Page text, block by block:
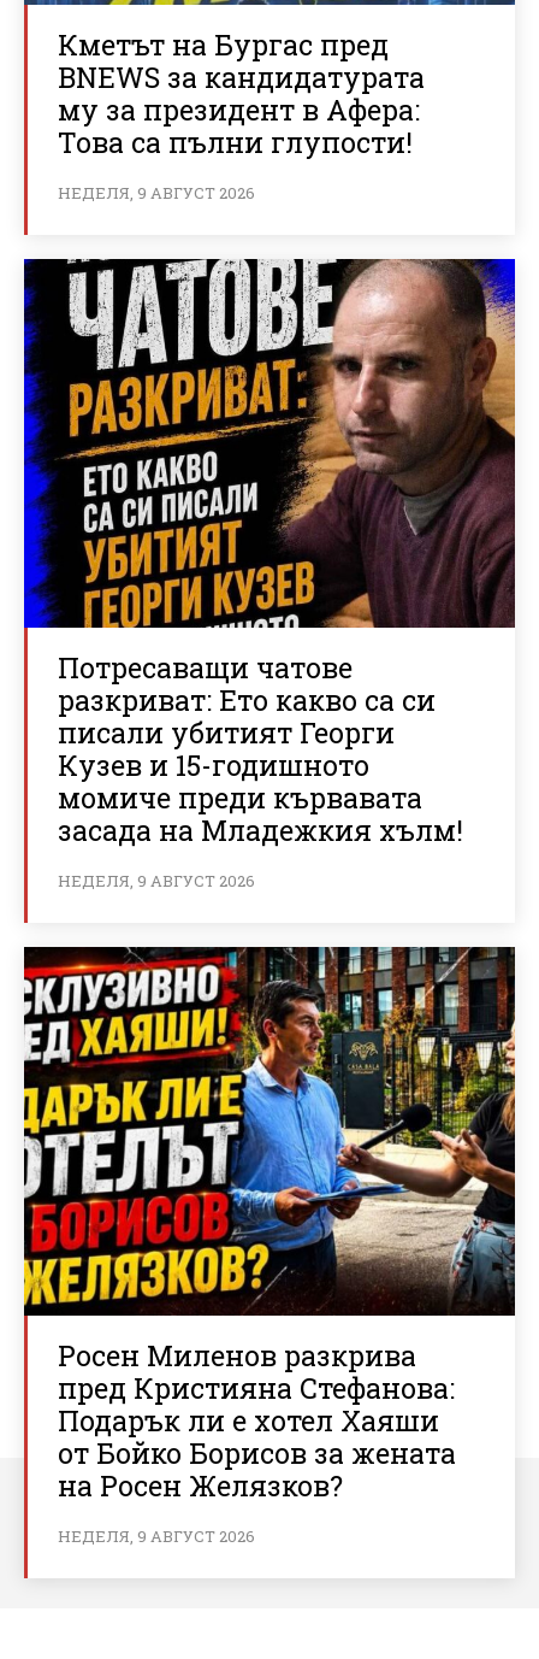
Кметът на Бургас пред
BNEWS за кандидатурата
му за президент в Афера:
Това са пълни глупости!
НЕДЕЛЯ, 9 АВГУСТ 2026
Потресаващи чатове
разкриват: Ето какво са си
писали убитият Георги
Кузев и 15-годишното
момиче преди кървавата
засада на Младежкия хълм!
НЕДЕЛЯ, 9 АВГУСТ 2026
Росен Миленов разкрива
пред Кристияна Стефанова:
Подарък ли е хотел Хаяши
от Бойко Борисов за жената
на Росен Желязков?
НЕДЕЛЯ, 9 АВГУСТ 2026